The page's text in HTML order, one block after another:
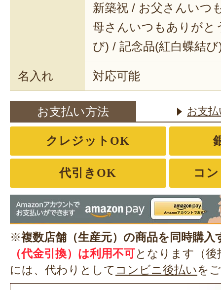
新築祝 / お父さんいつ
母さんいつもありがと
び) / 記念品(紅白蝶結び
名入れ 対応可能
お支払い方法 お支
クレジットOK
代引きOK コ
※複数店舗（生産元）の商品を同時購入
（代金引換）は利用不可 となります（
には、代わりとして コンビニ後払いを